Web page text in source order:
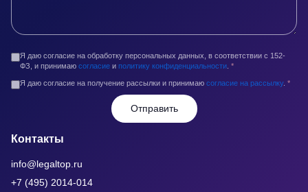
Я даю согласие на обработку персональных данных, в соответствии с 152-
ФЗ, и принимаю согласие и политику конфиденциальности *
Я даю согласие на получение рассылки и принимаю согласие на рассылку. *
Отправить
Контакты
info@legaltop.ru
+7 (495) 2014-014